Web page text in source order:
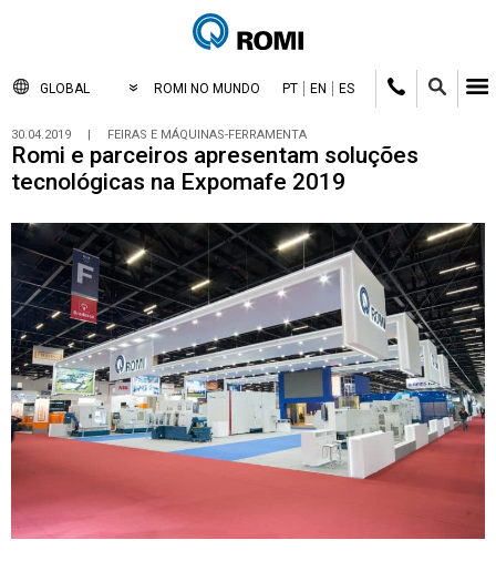
GLOBAL ROMI NO MUNDO PT EN ES
30.04.2019 | FEIRAS E MÁQUINAS-FERRAMENTA
Romi e parceiros apresentam soluções
tecnológicas na Expomafe 2019